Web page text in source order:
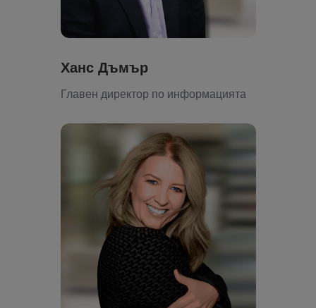
Ханс Дъмър
Главен директор по информацията